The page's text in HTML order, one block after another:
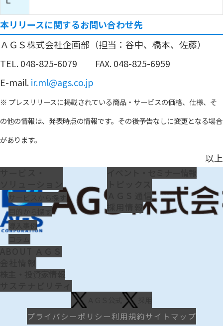
本リリースに関するお問い合わせ先
ＡＧＳ株式会社企画部（担当：谷中、橋本、佐藤）
TEL. 048-825-6079 FAX. 048-825-6959
E-mail.ir.ml@ags.co.jp
※ プレスリリースに掲載されている商品・サービスの価格、仕様、そ
の他の情報は、発表時点の情報です。その後予告なしに変更となる場合
があります。
以上
ソリューション
サービスから探す
目的から探す
導入事例
株主・投資家情報
イベント・セミナー情報
ＡＧＳ通信
プライバシーポリシー利用規約サイトマップ